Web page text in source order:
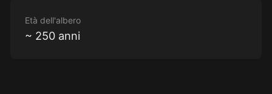
Età dell'albero
~ 250 anni